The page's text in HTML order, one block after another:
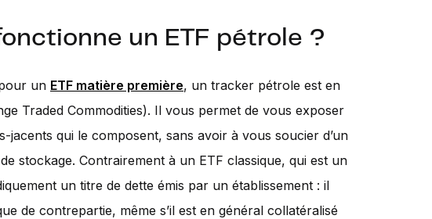
un ETF pétrole ?
un ETF matière première, un tracker pétrole est en
Traded Commodities). Il vous permet de vous exposer
jacents qui le composent, sans avoir à vous soucier d’un
stockage. Contrairement à un ETF classique, qui est un
un titre de dette émis par un établissement : il
de contrepartie, même s’il est en général collatéralisé